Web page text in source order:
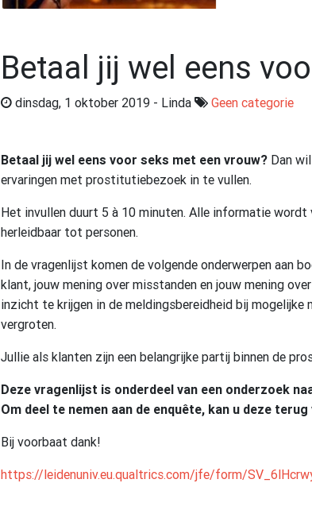
Betaal jij wel eens
dinsdag, 1 oktober 2019 - Linda Geen categorie
Betaal jij wel eens voor seks met een vrouw? Dan
ervaringen met prostitutiebezoek in te vullen.
Het invullen duurt 5 à 10 minuten. Alle informatie
herleidbaar tot personen.
In de vragenlijst komen de volgende onderwerpen aan
klant, jouw mening over misstanden en jouw mening
inzicht te krijgen in de meldingsbereidheid bij mogelijke
vergroten.
Jullie als klanten zijn een belangrijke partij binnen de
Deze vragenlijst is onderdeel van een onderzoek
Om deel te nemen aan de enquête, kan u deze
Bij voorbaat dank!
https://leidenuniv.eu.qualtrics.com/jfe/form/